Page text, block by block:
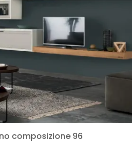
composizione 96